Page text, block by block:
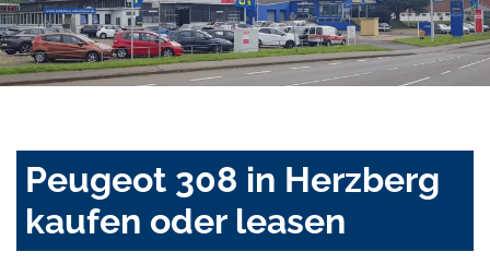
Peugeot 308 in Herzberg
kaufen oder leasen